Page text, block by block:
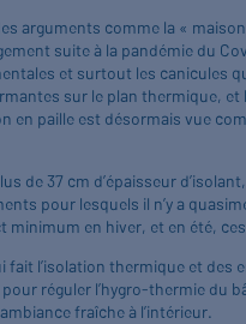
arguments comme la «
suite à la pandémie du
et surtout les canicules
sur le plan thermique,
en paille est désormais vue
37 cm d’épaisseur d’isolant,
pour lesquels il n’y a
en hiver, et en été,
fait l’isolation thermique et
réguler l’hygro-thermie du
fraîche à l’intérieur.